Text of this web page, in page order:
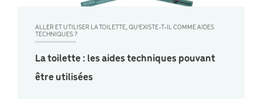
ALLER ET UTILISER LA TOILETTE, QU'EXISTE-T-IL COMME AIDES
TECHNIQUES ?
La toilette : les aides techniques pouvant
être utilisées